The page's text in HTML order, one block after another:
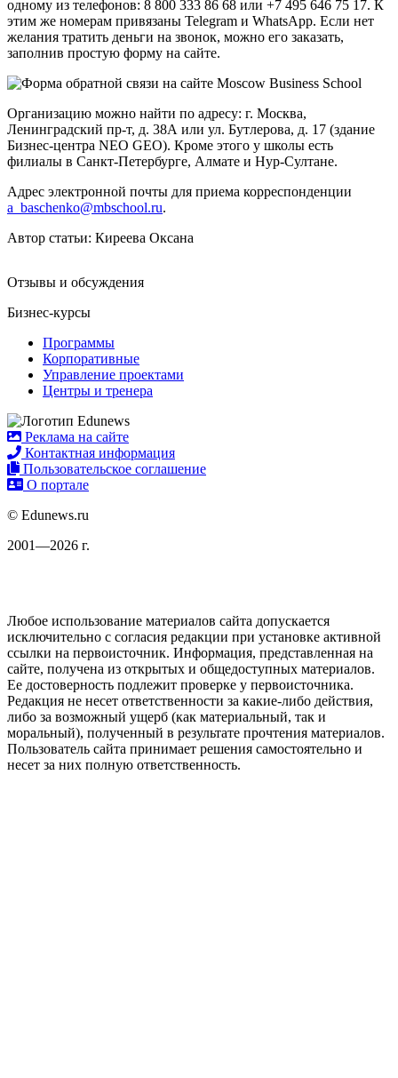
одному из телефонов: 8 800 333 86 68 или +7 495 646 75 17. К
этим же номерам привязаны Telegram и WhatsApp. Если нет
желания тратить деньги на звонок, можно его заказать,
заполнив простую форму на сайте.
Организацию можно найти по адресу: г. Москва,
Ленинградский пр-т, д. 38А или ул. Бутлерова, д. 17 (здание
Бизнес-центра NEO GEO). Кроме этого у школы есть
филиалы в Санкт-Петербурге, Алмате и Нур-Султане.
Адрес электронной почты для приема корреспонденции
a_baschenko@mbschool.ru.
Автор статьи: Киреева Оксана
Отзывы и обсуждения
Бизнес-курсы
Программы
Корпоративные
Управление проектами
Центры и тренера
Реклама на сайте
Контактная информация
Пользовательское соглашение
О портале
© Edunews.ru
2001—2026 г.
Любое использование материалов сайта допускается
исключительно с согласия редакции при установке активной
ссылки на первоисточник. Информация, представленная на
сайте, получена из открытых и общедоступных материалов.
Ее достоверность подлежит проверке у первоисточника.
Редакция не несет ответственности за какие-либо действия,
либо за возможный ущерб (как материальный, так и
моральный), полученный в результате прочтения материалов.
Пользователь сайта принимает решения самостоятельно и
несет за них полную ответственность.